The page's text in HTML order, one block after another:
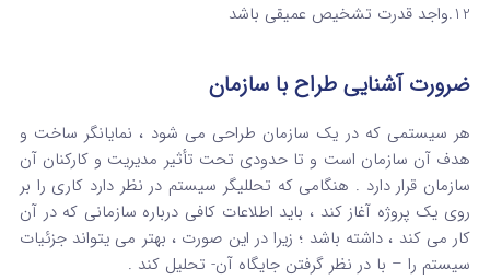
12.واجد قدرت تشخیص عمیقی باشد
ضرورت آشنایی طراح با سازمان
هر سیستمی که در یک سازمان طراحی می شود ، نمایانگر ساخت و
هدف آن سازمان است و تا حدودی تحت تأثیر مدیریت و کارکنان آن
سازمان قرار دارد . هنگامی که تحللیگر سیستم در نظر دارد کاری را بر
روی یک پروژه آغاز کند ، باید اطلاعات کافی درباره سازمانی که در آن
کار می کند ، داشته باشد ؛ زیرا در این صورت ، بهتر می یتواند جزئیات
سیستم را – با در نظر گرفتن جایگاه آن- تحلیل کند .